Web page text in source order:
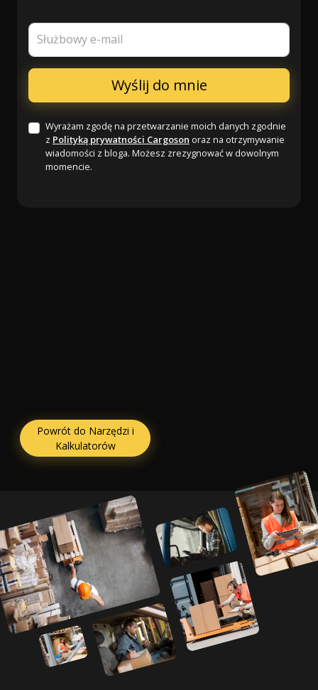
Służbowy e-mail
Wyrażam zgodę na przetwarzanie moich danych zgodnie
z Polityką prywatności Cargoson oraz na otrzymywanie
wiadomości z bloga. Możesz zrezygnować w dowolnym
momencie.
Powrót do Narzędzi i
Kalkulatorów